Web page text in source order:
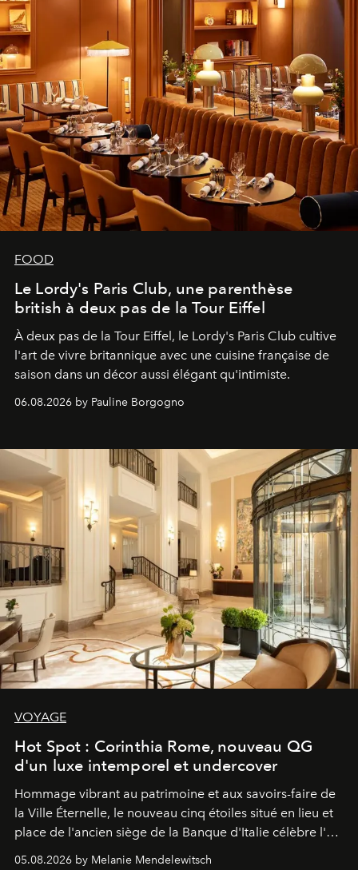
FOOD
Le Lordy's Paris Club, une parenthèse
british à deux pas de la Tour Eiffel
À deux pas de la Tour Eiffel, le Lordy's Paris Club cultive
l'art de vivre britannique avec une cuisine française de
saison dans un décor aussi élégant qu'intimiste.
06.08.2026 by Pauline Borgogno
VOYAGE
Hot Spot : Corinthia Rome, nouveau QG
d'un luxe intemporel et undercover
Hommage vibrant au patrimoine et aux savoirs-faire de
la Ville Éternelle, le nouveau cinq étoiles situé en lieu et
place de l'ancien siège de la Banque d'Italie célèbre l'art
05.08.2026 by Melanie Mendelewitsch